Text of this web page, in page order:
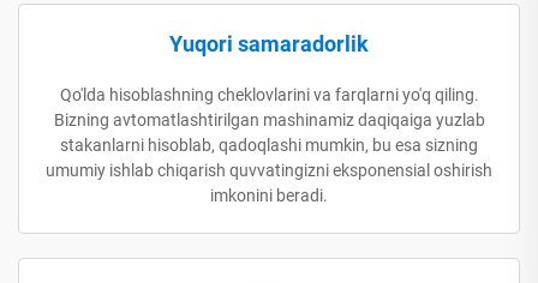
Yuqori samaradorlik
Qo'lda hisoblashning cheklovlarini va farqlarni yo'q qiling.
Bizning avtomatlashtirilgan mashinamiz daqiqaiga yuzlab
stakanlarni hisoblab, qadoqlashi mumkin, bu esa sizning
umumiy ishlab chiqarish quvvatingizni eksponensial oshirish
imkonini beradi.